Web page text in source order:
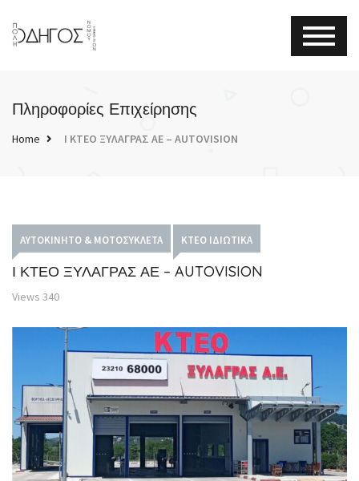
Πληροφορίες Επιχείρησης
Home Ι ΚΤΕΟ ΞΥΛΑΓΡΑΣ ΑΕ – AUTOVISION
ΑΥΤΟΚΊΝΗΤΟ & ΜΟΤΟΣΥΚΛΈΤΑ ΚΤΕΟ ΙΔΙΩΤΙΚΆ
Ι ΚΤΕΟ ΞΥΛΑΓΡΑΣ ΑΕ – AUTOVISION
Views 340